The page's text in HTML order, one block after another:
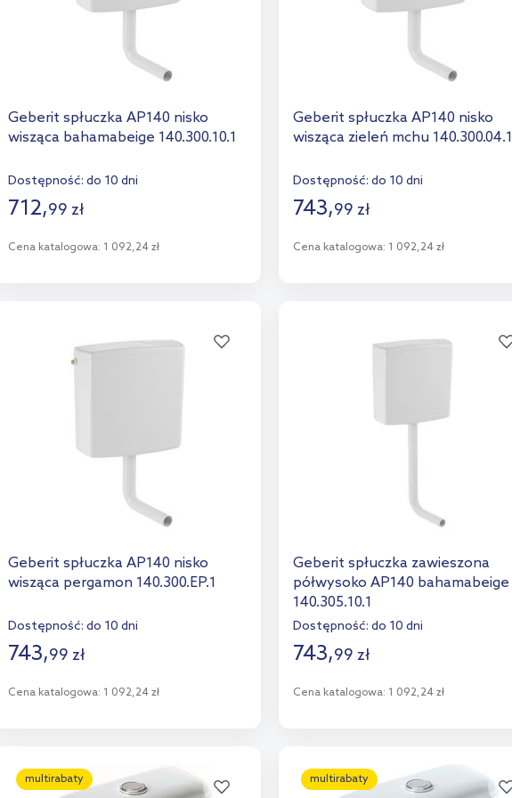
Geberit spłuczka AP140 nisko
wisząca bahamabeige 140.300.10.1
Dostępność: do 10 dni
712,99 zł
Cena katalogowa: 1 092,24 zł
Geberit spłuczka AP140 nisko
wisząca zieleń mchu 140.300.04.1
Dostępność: do 10 dni
743,99 zł
Cena katalogowa: 1 092,24 zł
Geberit spłuczka AP140 nisko
wisząca pergamon 140.300.EP.1
Dostępność: do 10 dni
743,99 zł
Cena katalogowa: 1 092,24 zł
Dodaj do porównania
Geberit spłuczka zawieszona
półwysoko AP140 bahamabeige
140.305.10.1
Dostępność: do 10 dni
743,99 zł
Cena katalogowa: 1 092,24 zł
Dodaj do porównania
multirabaty multirabaty